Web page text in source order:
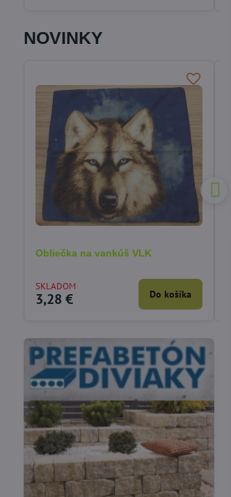
NOVINKY
Obliečka na vankúš VLK
SKLADOM
3,28 € Do košíka
Vákuové skladovanie
potravín
Potreby pre cukrárov